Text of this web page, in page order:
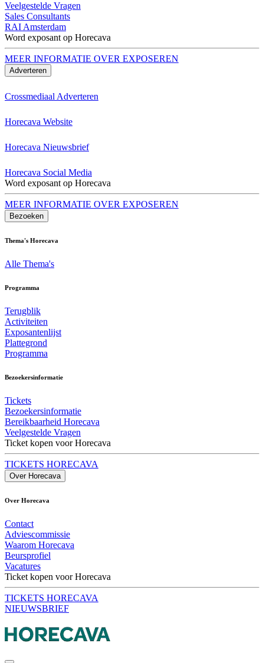
Veelgestelde Vragen
Sales Consultants
RAI Amsterdam
Word exposant op Horecava
MEER INFORMATIE OVER EXPOSEREN
Adverteren
Crossmediaal Adverteren
Horecava Website
Horecava Nieuwsbrief
Horecava Social Media
Word exposant op Horecava
MEER INFORMATIE OVER EXPOSEREN
Bezoeken
Thema's Horecava
Alle Thema's
Programma
Terugblik
Activiteiten
Exposantenlijst
Plattegrond
Programma
Bezoekersinformatie
Tickets
Bezoekersinformatie
Bereikbaarheid Horecava
Veelgestelde Vragen
Ticket kopen voor Horecava
TICKETS HORECAVA
Over Horecava
Over Horecava
Contact
Adviescommissie
Waarom Horecava
Beursprofiel
Vacatures
Ticket kopen voor Horecava
TICKETS HORECAVA
NIEUWSBRIEF